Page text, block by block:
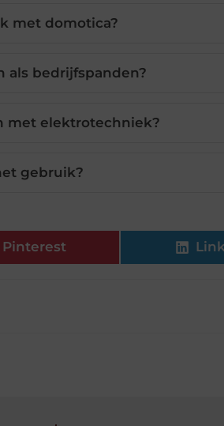
met domotica?
als bedrijfspanden?
met elektrotechniek?
gebruik?
Pinterest